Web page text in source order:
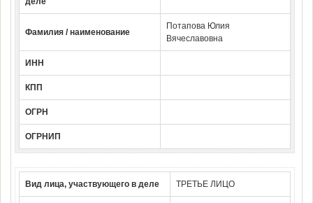
Фамилия / наименование
Потапова Юлия
Вячеславовна
ИНН
КПП
ОГРН
ОГРНИП
Вид лица, участвующего в деле ТРЕТЬЕ ЛИЦО